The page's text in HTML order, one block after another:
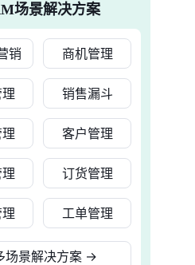
场景解决方案
销 商机管理
销售漏斗
客户管理
订货管理
工单管理
场景解决方案 →